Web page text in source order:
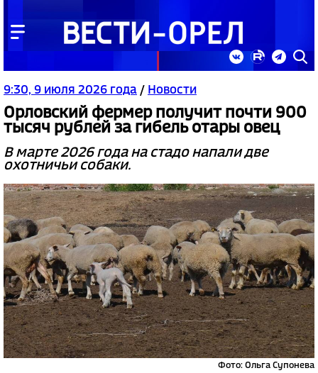
9:30, 9 июля 2026 года / Новости
Орловский фермер получит почти 900
тысяч рублей за гибель отары овец
В марте 2026 года на стадо напали две
охотничьи собаки.
Фото: Ольга Супонева